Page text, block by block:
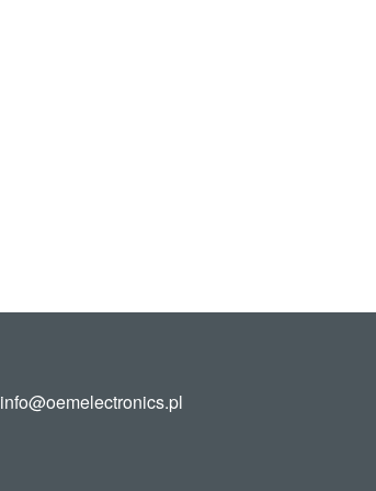
info@oemelectronics.pl